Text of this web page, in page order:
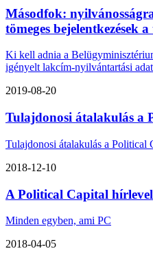
Másodfok:
tömeges bejelentkezések
Ki kell adnia a
igényelt lakcím-nyilvántartási
2019-08-20
Tulajdonosi átalakulás a
Tulajdonosi átalakulás a Political
2018-12-10
A Political Capital
Minden egyben, ami PC
2018-04-05